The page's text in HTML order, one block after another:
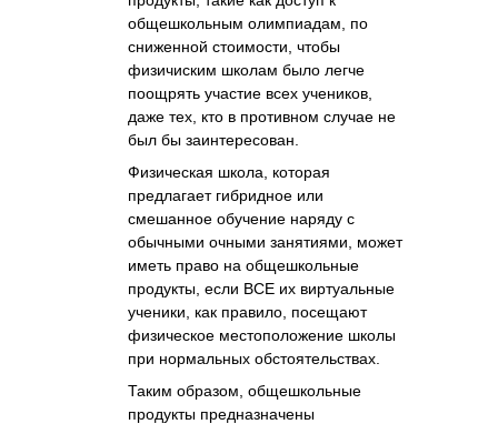
общешкольным олимпиадам, по
сниженной стоимости, чтобы
физичиским школам было легче
поощрять участие всех учеников,
даже тех, кто в противном случае не
был бы заинтересован.
Физическая школа, которая
предлагает гибридное или
смешанное обучение наряду с
обычными очными занятиями, может
иметь право на общешкольные
продукты, если ВСЕ их виртуальные
ученики, как правило, посещают
физическое местоположение школы
при нормальных обстоятельствах.
Таким образом, общешкольные
продукты предназначены